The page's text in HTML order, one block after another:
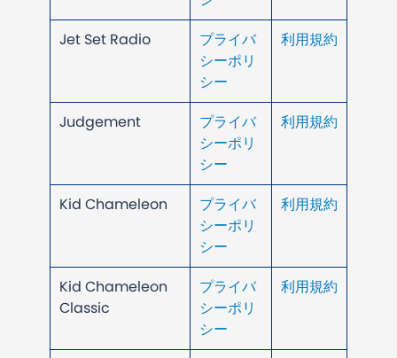
Jet Set Radio
プライバ
シーポリ
シー
利用規約
Judgement
プライバ
シーポリ
シー
利用規約
Kid Chameleon
プライバ
シーポリ
シー
利用規約
Kid Chameleon
Classic
プライバ
シーポリ
シー
利用規約